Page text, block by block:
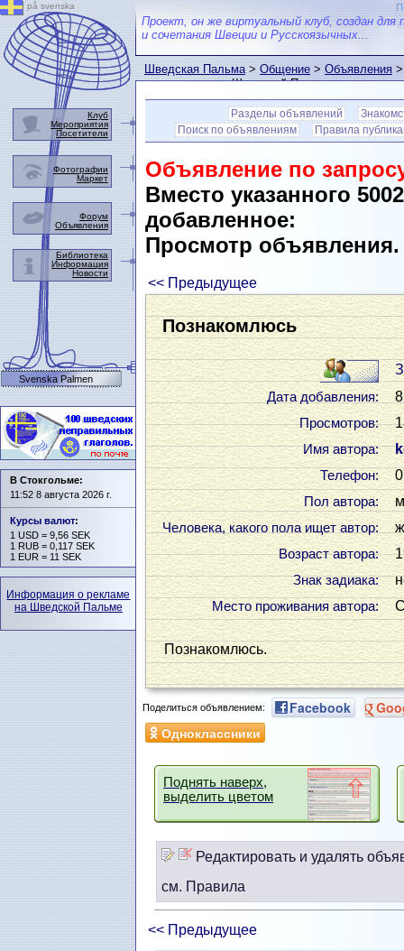
Проект, он же виртуальный клуб, создан для
и сочетания Швеции и Русскоязычных...
Шведская Пальма>Общение>Объявления>
пользователем Шведской Пальмы
Разделы объявлений
Поиск по объявлениям
Правила
Объявление по
Вместо указанного
добавленное:
Просмотр
<< Предыдущее
Познакомлюсь
Дата добавления:
Просмотров:
Имя автора:
Телефон:
Пол автора:
Человека, какого пола ищет автор:
Возраст автора:
Знак задиака:
Место проживания автора:
Познакомлюсь.
Поделиться объявлением: Facebook
Одноклассники
Поднять наверх,
выделить цветом
Редактировать и удалять
см. Правила
<< Предыдущее
på svenska
Клуб
Мероприятия
Посетители
Фотографии
Маркет
Форум
Объявления
Библиотека
Информация
Новости
Svenska Palmen
В Стокгольме:
11:52 8 августа 2026 г.
Курсы валют:
1 USD = 9,56 SEK
1 RUB = 0,117 SEK
1 EUR = 11 SEK
Информация о рекламе
на Шведской Пальме